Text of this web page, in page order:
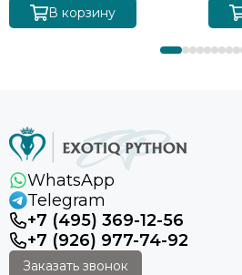
В корзину
WhatsApp
Telegram
+7 (495) 369-12-56
+7 (926) 977-74-92
Заказать звонок